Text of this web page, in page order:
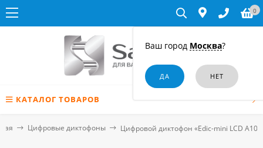
Ваш город Москва?
0
КАТАЛОГ ТОВАРОВ
Цифровые диктофоны Цифровой диктофон «Edic-mini LCD A10»